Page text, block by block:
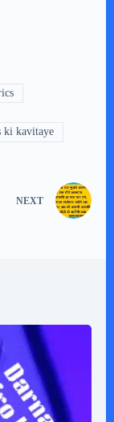
ki kavitaye
NEXT